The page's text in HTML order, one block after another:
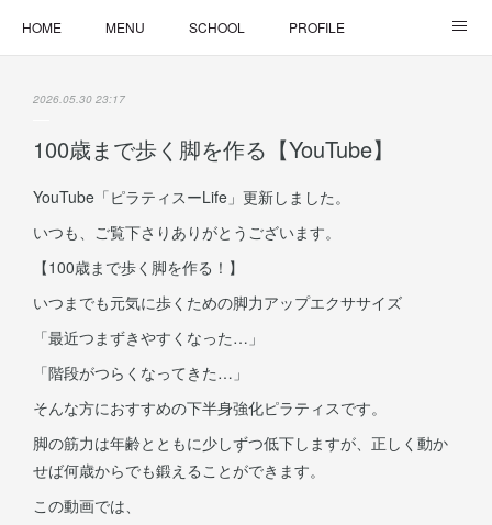
HOME MENU SCHOOL PROFILE
2026.05.30 23:17
100歳まで歩く脚を作る【YouTube】
YouTube「ピラティスーLife」更新しました。
いつも、ご覧下さりありがとうございます。
【100歳まで歩く脚を作る！】
いつまでも元気に歩くための脚力アップエクササイズ
「最近つまずきやすくなった…」
「階段がつらくなってきた…」
そんな方におすすめの下半身強化ピラティスです。
脚の筋力は年齢とともに少しずつ低下しますが、正しく動か
せば何歳からでも鍛えることができます。
この動画では、